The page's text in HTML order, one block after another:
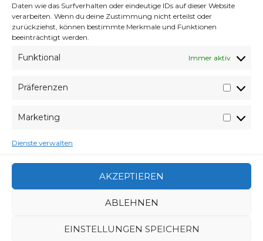
Daten wie das Surfverhalten oder eindeutige IDs auf dieser Website
verarbeiten. Wenn du deine Zustimmung nicht erteilst oder
zurückziehst, können bestimmte Merkmale und Funktionen
beeinträchtigt werden.
Funktional Immer aktiv
Präferenzen
Marketing
Dienste verwalten
AKZEPTIEREN
ABLEHNEN
EINSTELLUNGEN SPEICHERN
Cookie-Richtlinie
ICH STIMME ZU
erstmal auf WP Standard :)
BELLE,DISNEY ,
UNTERWÄSCHE